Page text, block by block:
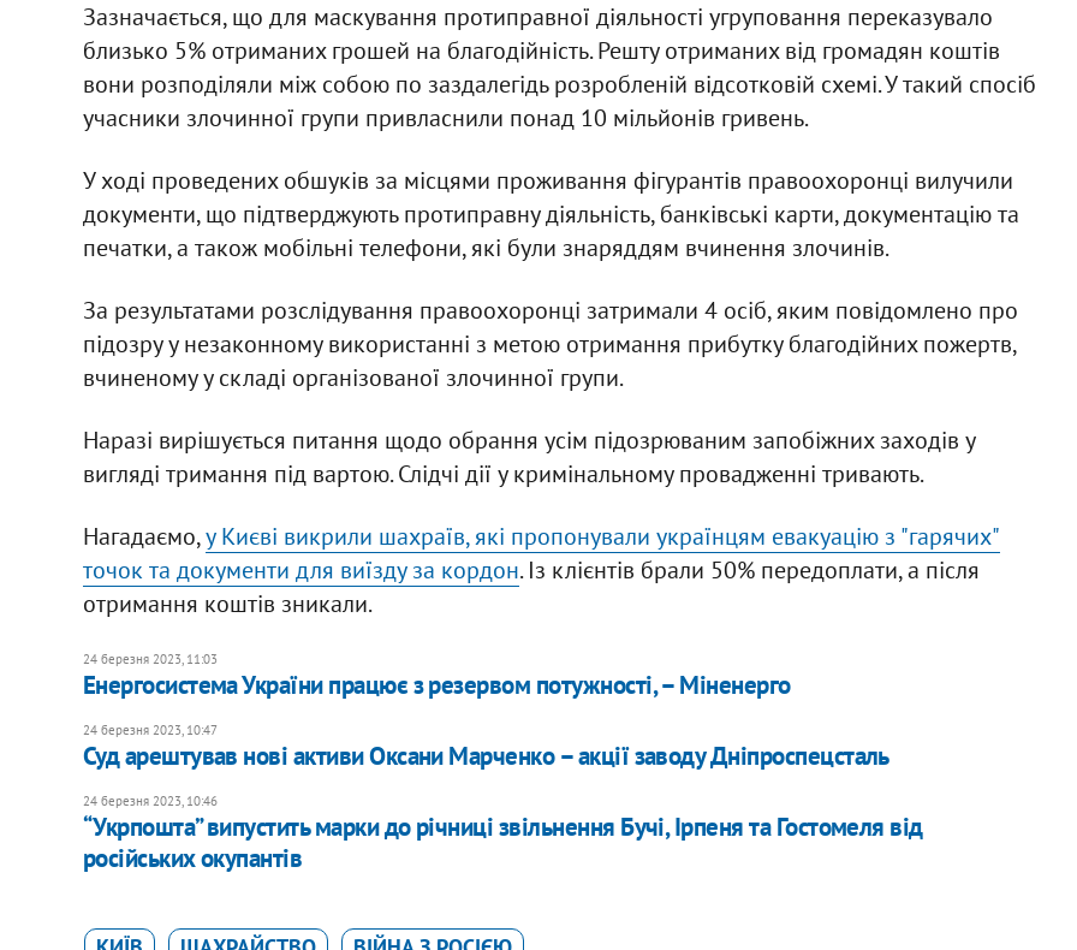
Зазначається, що для маскування протиправної діяльності угруповання переказувало
близько 5% отриманих грошей на благодійність. Решту отриманих від громадян коштів
вони розподіляли між собою по заздалегідь розробленій відсотковій схемі. У такий спосіб
учасники злочинної групи привласнили понад 10 мільйонів гривень.
У ході проведених обшуків за місцями проживання фігурантів правоохоронці вилучили
документи, що підтверджують протиправну діяльність, банківські карти, документацію та
печатки, а також мобільні телефони, які були знаряддям вчинення злочинів.
За результатами розслідування правоохоронці затримали 4 осіб, яким повідомлено про
підозру у незаконному використанні з метою отримання прибутку благодійних пожертв,
вчиненому у складі організованої злочинної групи.
Наразі вирішується питання щодо обрання усім підозрюваним запобіжних заходів у
вигляді тримання під вартою. Слідчі дії у кримінальному провадженні тривають.
Нагадаємо,у Києві викрили шахраїв, які пропонували українцям евакуацію з "гарячих"
точок та документи для виїзду за кордон. Із клієнтів брали 50% передоплати, а після
отримання коштів зникали.
24 березня 2023, 11:03
Енергосистема України працює з резервом потужності, – Міненерго
24 березня 2023, 10:47
Суд арештував нові активи Оксани Марченко – акції заводу Дніпроспецсталь
24 березня 2023, 10:46
“Укрпошта” випустить марки до річниці звільнення Бучі, Ірпеня та Гостомеля від
російських окупантів